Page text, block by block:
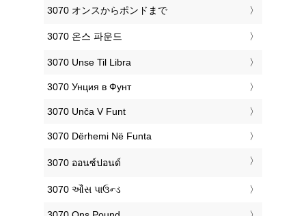
‎3070 オンスからポンドまで
‎3070 온스 파운드
‎3070 Unse Til Libra
‎3070 Унция в Фунт
‎3070 Unča V Funt
‎3070 Dërhemi Në Funta
‎3070 ออนซ์ปอนด์
‎3070 ઔંસ પાઉન્ડ